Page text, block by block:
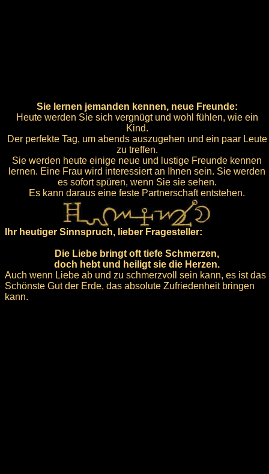
Sie lernen jemanden kennen, neue Freunde:
Heute werden Sie sich vergnügt und wohl fühlen, wie ein
Kind.
Der perfekte Tag, um abends auszugehen und ein paar Leute
zu treffen.
Sie werden heute einige neue und lustige Freunde kennen
lernen. Eine Frau wird interessiert an Ihnen sein. Sie werden
es sofort spüren, wenn Sie sie sehen.
Es kann daraus eine feste Partnerschaft entstehen.
Ihr heutiger Sinnspruch, lieber Fragesteller:
Die Liebe bringt oft tiefe Schmerzen,
doch hebt und heiligt sie die Herzen.
Auch wenn Liebe ab und zu schmerzvoll sein kann, es ist das
Schönste Gut der Erde, das absolute Zufriedenheit bringen
kann.